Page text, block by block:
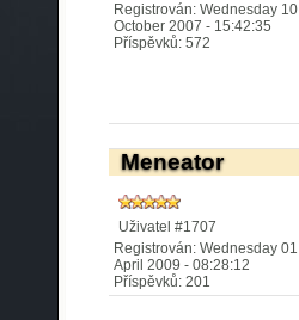
Registrován: Wednesday 10
October 2007 - 15:42:35
Příspěvků: 572
Meneator
Uživatel #1707
Registrován: Wednesday 01
April 2009 - 08:28:12
Příspěvků: 201